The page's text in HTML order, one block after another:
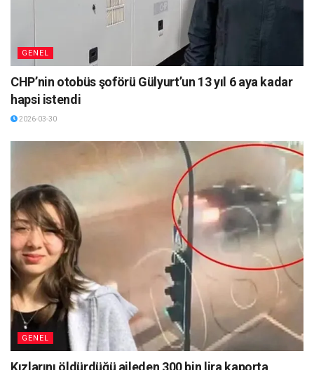
GENEL
CHP’nin otobüs şoförü Gülyurt’un 13 yıl 6 aya kadar
hapsi istendi
2026-03-30
GENEL
Kızlarını öldürdüğü aileden 300 bin lira kaporta